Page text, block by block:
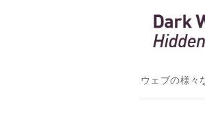
ウェブの様々